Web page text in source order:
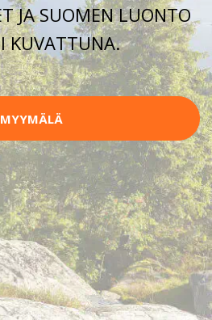
JA SUOMEN LUONTO
KUVATTUNA.
MYYMÄLÄ